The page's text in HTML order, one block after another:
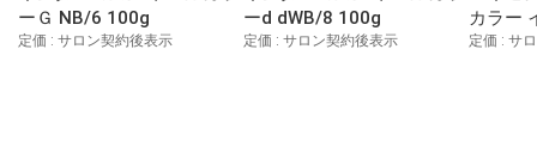
ーＧ NB/6 100g
定価 : サロン契約後表示
ーd dWB/8 100g
定価 : サロン契約後表示
カラー
定価 : サ